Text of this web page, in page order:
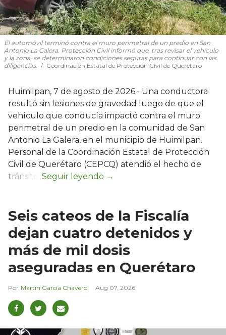
El automóvil terminó contra el muro perimetral de un predio en San
Antonio La Galera. Protección Civil informó que, tras revisar el vehículo
y la zona, se determinaron condiciones seguras para continuar con las
diligencias.
Coordinación Estatal de Protección Civil de Querétaro
Huimilpan, 7 de agosto de 2026.- Una conductora
resultó sin lesiones de gravedad luego de que el
vehículo que conducía impactó contra el muro
perimetral de un predio en la comunidad de San
Antonio La Galera, en el municipio de Huimilpan.
Personal de la Coordinación Estatal de Protección
Civil de Querétaro (CEPCQ) atendió el hecho de
tránsito.
Seis cateos de la Fiscalía
dejan cuatro detenidos y
más de mil dosis
aseguradas en Querétaro
Martín García Chavero Aug 07, 2026